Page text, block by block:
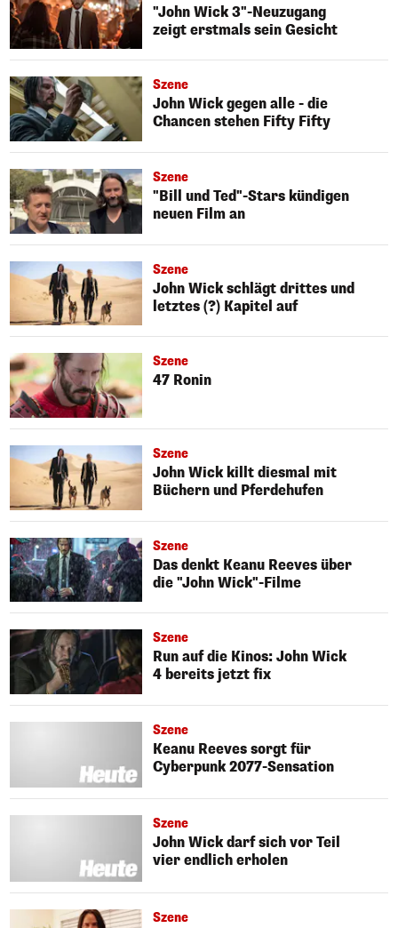
"John Wick 3"-Neuzugang
zeigt erstmals sein Gesicht
Szene
John Wick gegen alle - die
Chancen stehen Fifty Fifty
Szene
"Bill und Ted"-Stars kündigen
neuen Film an
Szene
John Wick schlägt drittes und
letztes (?) Kapitel auf
Szene
47 Ronin
Szene
John Wick killt diesmal mit
Büchern und Pferdehufen
Szene
Das denkt Keanu Reeves über
die "John Wick"-Filme
Szene
Run auf die Kinos: John Wick
4 bereits jetzt fix
Szene
Keanu Reeves sorgt für
Cyberpunk 2077-Sensation
Szene
John Wick darf sich vor Teil
vier endlich erholen
Szene